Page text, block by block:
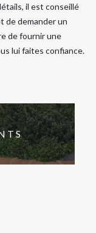
il est conseillé
de demander un
de fournir une
lui faites confiance.